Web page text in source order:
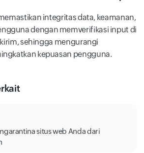
integritas data, keamanan,
dengan memverifikasi input di
sehingga mengurangi
kepuasan pengguna.
situs web Anda dari